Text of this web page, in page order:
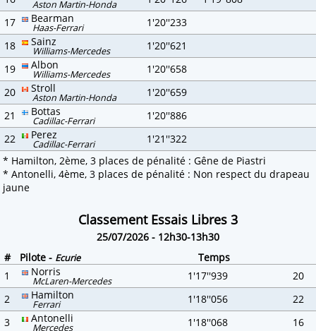
Aston Martin-Honda
17
Bearman
Haas-Ferrari
1'20''233
18
Sainz
Williams-Mercedes
1'20''621
19
Albon
Williams-Mercedes
1'20''658
20
Stroll
Aston Martin-Honda
1'20''659
21
Bottas
Cadillac-Ferrari
1'20''886
22
Perez
Cadillac-Ferrari
1'21''322
* Hamilton, 2ème, 3 places de pénalité : Gêne de Piastri
* Antonelli, 4ème, 3 places de pénalité : Non respect du drapeau
jaune
Classement Essais Libres 3
25/07/2026 - 12h30-13h30
#
Pilote - Ecurie
Temps
1
Norris
McLaren-Mercedes 1'17''939
20
2
Hamilton
Ferrari 1'18''056
22
3
Antonelli
Mercedes 1'18''068
16